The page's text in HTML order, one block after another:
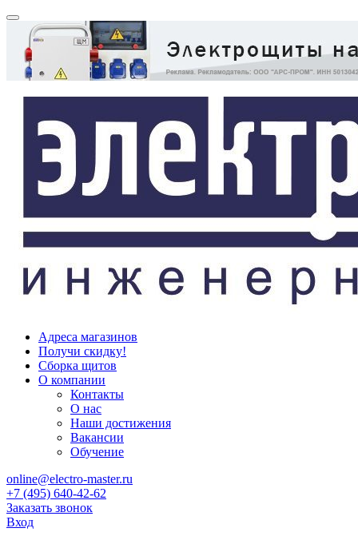
Адреса магазинов
Получи скидку!
Сборка щитов
О компании
Контакты
О нас
Наши достижения
Вакансии
Обучение
online@electro-master.ru
+7 (495) 640-42-62
Заказать звонок
Вход